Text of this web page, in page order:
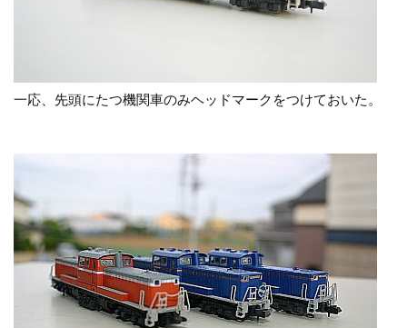
一応、先頭にたつ機関車のみヘッドマークをつけておいた。